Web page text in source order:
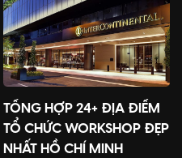
TỔNG HỢP 24+ ĐỊA ĐIỂM
TỔ CHỨC WORKSHOP ĐẸP
NHẤT HỒ CHÍ MINH